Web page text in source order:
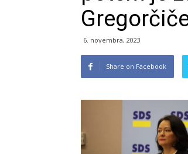
6. novembra, 2023
Share on Facebook